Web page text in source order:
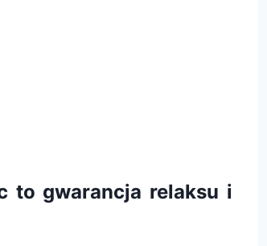
to gwarancja relaksu i